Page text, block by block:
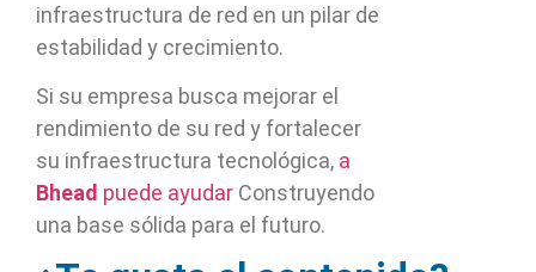
infraestructura de red en un pilar de
estabilidad y crecimiento.
Si su empresa busca mejorar el
rendimiento de su red y fortalecer
su infraestructura tecnológica, a
Bhead puede ayudar Construyendo
una base sólida para el futuro.